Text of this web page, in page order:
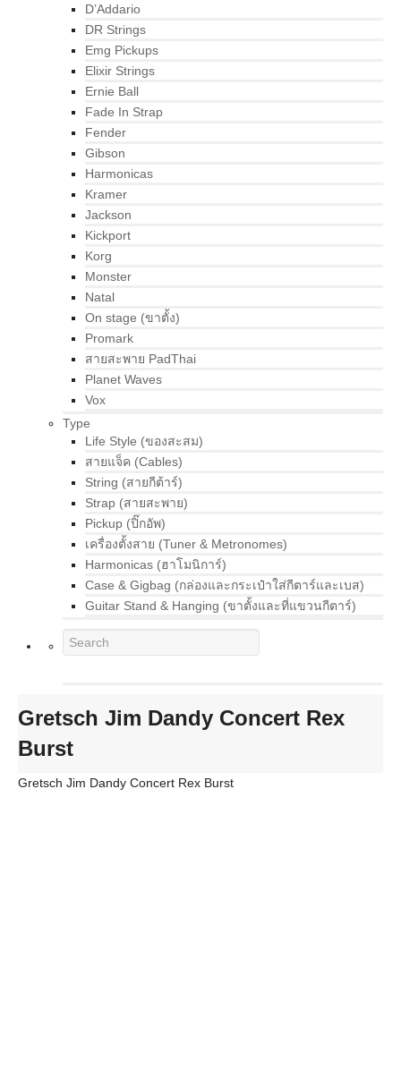
D’Addario
DR Strings
Emg Pickups
Elixir Strings
Ernie Ball
Fade In Strap
Fender
Gibson
Harmonicas
Kramer
Jackson
Kickport
Korg
Monster
Natal
On stage (ขาตั้ง)
Promark
สายสะพาย PadThai
Planet Waves
Vox
Type
Life Style (ของสะสม)
สายแจ็ค (Cables)
String (สายกีต้าร์)
Strap (สายสะพาย)
Pickup (ปิ๊กอัพ)
เครื่องตั้งสาย (Tuner & Metronomes)
Harmonicas (ฮาโมนิการ์)
Case & Gigbag (กล่องและกระเป๋าใส่กีตาร์และเบส)
Guitar Stand & Hanging (ขาตั้งและที่แขวนกีตาร์)
Gretsch Jim Dandy Concert Rex
Burst
Gretsch Jim Dandy Concert Rex Burst